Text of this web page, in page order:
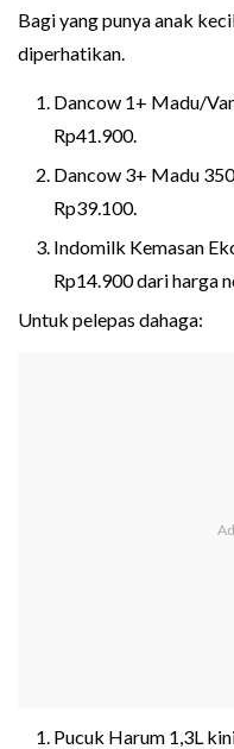
Bagi yang punya anak
diperhatikan.
Dancow 1+ Madu/
Rp41.900.
Dancow 3+ Madu
Rp39.100.
Indomilk Kemasan
Rp14.900 dari harga
Untuk pelepas dahaga:
Pucuk Harum 1,3L